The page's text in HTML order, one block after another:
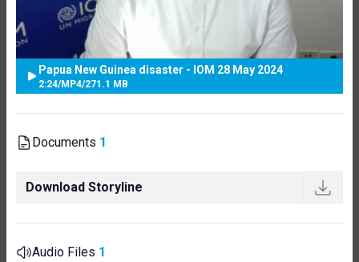
Papua New Guinea disaster - IOM 28 May 2024
2:24/MP4/271.1 MB
Documents 1
Download Storyline
Audio Files 1